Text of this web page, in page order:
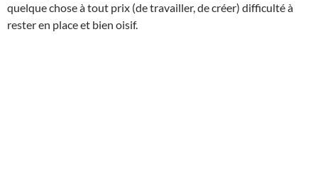
quelque chose à tout prix (de travailler, de créer) difficulté à
rester en place et bien oisif.